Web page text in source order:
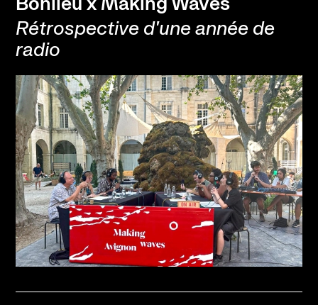
Rétrospective d'une année de
radio
ContactNewsletterRessources